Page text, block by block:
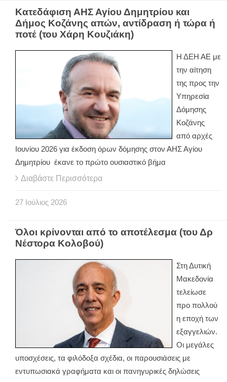
Κατεδάφιση ΑΗΣ Αγίου Δημητρίου και
Δήμος Κοζάνης απών, αντίδραση ή τώρα ή
ποτέ (του Χάρη Κουζιάκη)
Η ΔΕΗ ΑΕ με
την αίτηση
της προς την
Υπηρεσία
Δόμησης
Κοζάνης
από αρχές
Ιουνίου 2026 για έκδοση όρων δόμησης στον ΑΗΣ Αγίου
Δημητρίου έκανε το πρώτο ουσιαστικό βήμα
Διαβάστε Περισσότερα
27 Ιούλιος 2026
Όλοι κρίνονται από το αποτέλεσμα (του Δρ
Νέστορα Κολοβού)
Στη Δυτική
Μακεδονία
τελείωσε
προ πολλού
η εποχή των
εξαγγελιών.
Οι μεγάλες
υποσχέσεις, τα φιλόδοξα σχέδια, οι παρουσιάσεις με
εντυπωσιακά γραφήματα και οι πανηγυρικές δηλώσεις